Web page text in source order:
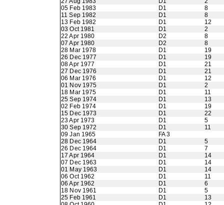
05 Feb 1983
D1
8
11 Sep 1982
D1
8
13 Feb 1982
D1
12
03 Oct 1981
D1
2
22 Apr 1980
D2
8
07 Apr 1980
D2
8
28 Mar 1978
D1
19
26 Dec 1977
D1
19
08 Apr 1977
D1
21
27 Dec 1976
D1
21
06 Mar 1976
D1
12
01 Nov 1975
D1
2
18 Mar 1975
D1
11
25 Sep 1974
D1
13
02 Feb 1974
D1
19
15 Dec 1973
D1
22
23 Apr 1973
D1
5
30 Sep 1972
D1
11
09 Jan 1965
FA 3
28 Dec 1964
D1
5
26 Dec 1964
D1
7
17 Apr 1964
D1
14
07 Dec 1963
D1
14
01 May 1963
D1
14
06 Oct 1962
D1
11
06 Apr 1962
D1
6
18 Nov 1961
D1
5
25 Feb 1961
D1
13